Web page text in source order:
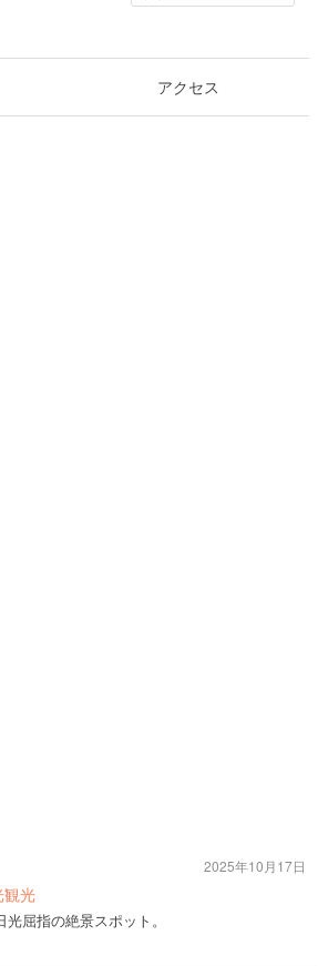
アクセス
観光
屈指の絶景スポット。
2025年10月17日